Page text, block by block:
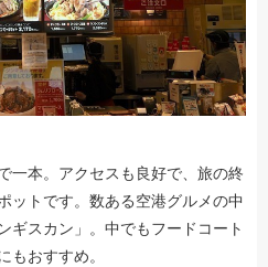
一本。アクセスも良好で、旅の終
ットです。数ある空港グルメの中
ギスカン」。中でもフードコート
もおすすめ。